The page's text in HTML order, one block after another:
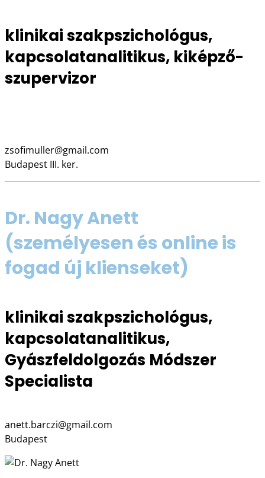
klinikai szakpszichológus,
kapcsolatanalitikus, kiképző-
szupervizor
zsofimuller@gmail.com
Budapest III. ker.
Dr. Nagy Anett
(személyesen és online is
fogad új klienseket)
klinikai szakpszichológus,
kapcsolatanalitikus,
Gyászfeldolgozás Módszer
Specialista
anett.barczi@gmail.com
Budapest